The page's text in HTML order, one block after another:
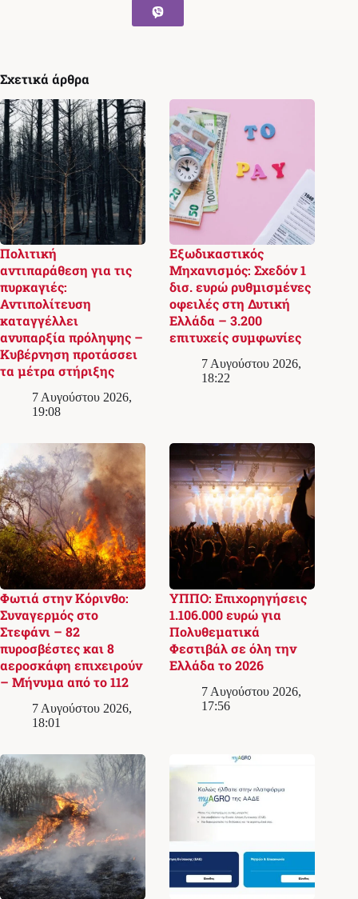
Σχετικά άρθρα
Πολιτική
αντιπαράθεση για τις
πυρκαγιές:
Αντιπολίτευση
καταγγέλλει
ανυπαρξία πρόληψης –
Κυβέρνηση προτάσσει
τα μέτρα στήριξης
7 Αυγούστου 2026,
19:08
Εξωδικαστικός
Μηχανισμός: Σχεδόν 1
δισ. ευρώ ρυθμισμένες
οφειλές στη Δυτική
Ελλάδα – 3.200
επιτυχείς συμφωνίες
7 Αυγούστου 2026,
18:22
Φωτιά στην Κόρινθο:
Συναγερμός στο
Στεφάνι – 82
πυροσβέστες και 8
αεροσκάφη επιχειρούν
– Μήνυμα από το 112
7 Αυγούστου 2026,
18:01
ΥΠΠΟ: Επιχορηγήσεις
1.106.000 ευρώ για
Πολυθεματικά
Φεστιβάλ σε όλη την
Ελλάδα το 2026
7 Αυγούστου 2026,
17:56